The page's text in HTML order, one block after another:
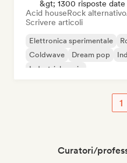
&gt; 1300 risposte date
Acid houseRock alternativo
Scrivere articoli
Elettronica sperimentale
Coldwave
Dream pop
Industrial music
1
Curatori/